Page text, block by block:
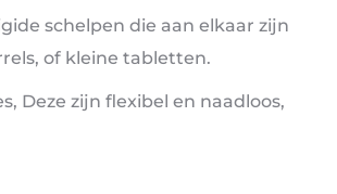
schelpen die aan elkaar zijn
of kleine tabletten.
Deze zijn flexibel en naadloos,